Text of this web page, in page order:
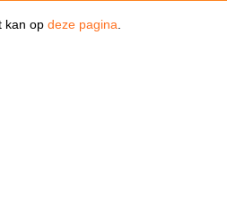
kan op deze pagina